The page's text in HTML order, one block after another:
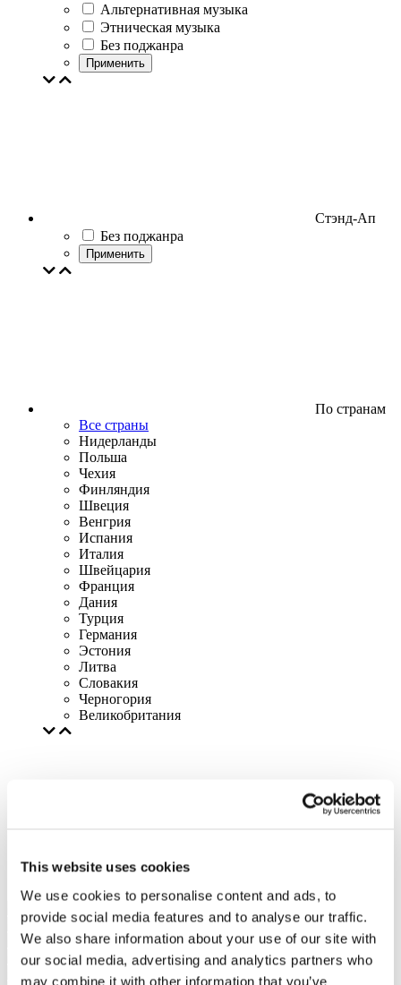
This website uses cookies
We use cookies to personalise content and ads, to
provide social media features and to analyse our traffic.
We also share information about your use of our site with
our social media, advertising and analytics partners who
may combine it with other information that you’ve
Альтернативная музыка
Этническая музыка
Без поджанра
Применить
Стэнд-Ап
Без поджанра
Применить
По странам
Все страны
Нидерланды
Польша
Чехия
Финляндия
Швеция
Венгрия
Испания
Италия
Швейцария
Франция
Дания
Турция
Германия
Эстония
Литва
Словакия
Черногория
Великобритания